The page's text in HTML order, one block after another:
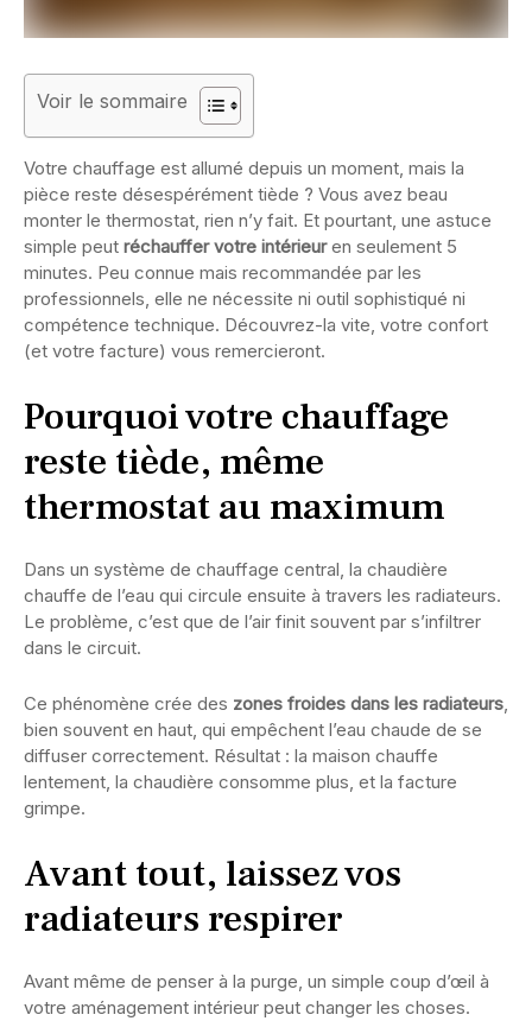
Voir le sommaire
Votre chauffage est allumé depuis un moment, mais la
pièce reste désespérément tiède ? Vous avez beau
monter le thermostat, rien n’y fait. Et pourtant, une astuce
simple peut réchauffer votre intérieuren seulement 5
minutes. Peu connue mais recommandée par les
professionnels, elle ne nécessite ni outil sophistiqué ni
compétence technique. Découvrez-la vite, votre confort
(et votre facture) vous remercieront.
Pourquoi votre chauffage
reste tiède, même
thermostat au maximum
Dans un système de chauffage central, la chaudière
chauffe de l’eau qui circule ensuite à travers les radiateurs.
Le problème, c’est que de l’air finit souvent par s’infiltrer
dans le circuit.
Ce phénomène crée des zones froides dans les radiateurs,
bien souvent en haut, qui empêchent l’eau chaude de se
diffuser correctement. Résultat : la maison chauffe
lentement, la chaudière consomme plus, et la facture
grimpe.
Avant tout, laissez vos
radiateurs respirer
Avant même de penser à la purge, un simple coup d’œil à
votre aménagement intérieur peut changer les choses.